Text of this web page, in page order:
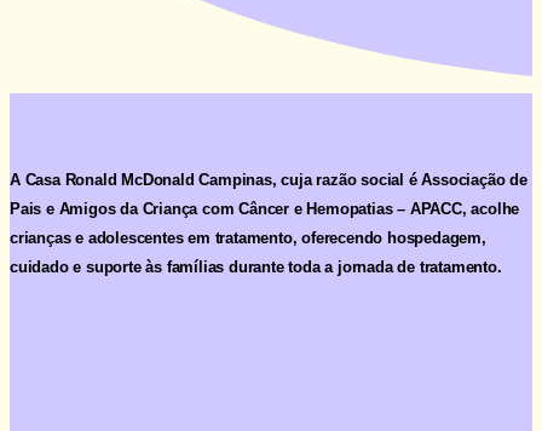
A Casa Ronald McDonald Campinas, cuja razão social éAssociação de
Pais e Amigos da Criança com Câncer e Hemopatias – APACC, acolhe
crianças e adolescentes em tratamento, oferecendo hospedagem,
cuidado e suporte às famílias durante toda a jornada de tratamento.